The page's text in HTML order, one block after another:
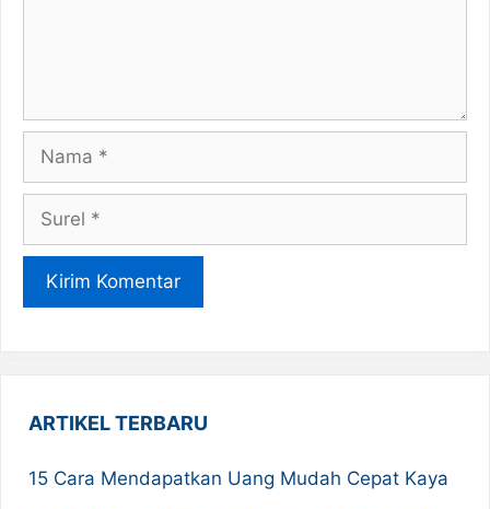
ARTIKEL TERBARU
15 Cara Mendapatkan Uang Mudah Cepat Kaya